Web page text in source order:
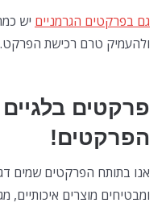
גם בפרקטים הגרמניים יש
ולהעמיק טרם רכישת הפרקט.
פרקטים
הפרקטים!
אנו בתותח הפרקטים שמים
ומבטיחים מוצרים איכותיים,